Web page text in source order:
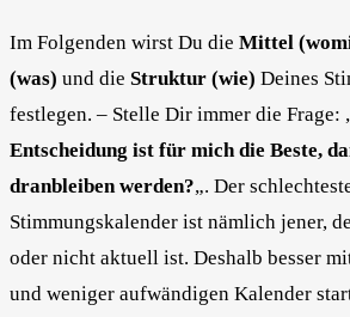
Im Folgenden wirst Du die Mittel
(was) und die Struktur (wie) Deines
festlegen. – Stelle Dir immer die Frage:
Entscheidung ist für mich die Beste,
dranbleiben werden?„. Der
Stimmungskalender ist nämlich jener,
oder nicht aktuell ist. Deshalb besser
und weniger aufwändigen Kalender